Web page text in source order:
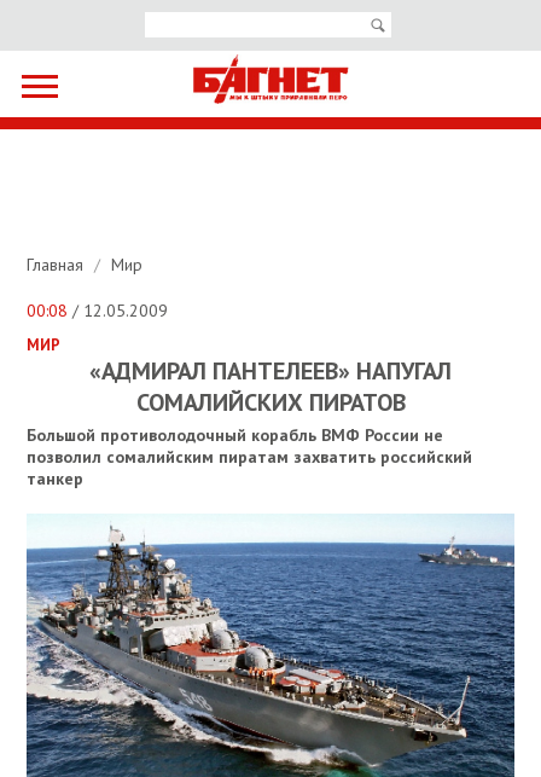
Главная / Мир
00:08 / 12.05.2009
МИР
«АДМИРАЛ ПАНТЕЛЕЕВ» НАПУГАЛ
СОМАЛИЙСКИХ ПИРАТОВ
Большой противолодочный корабль ВМФ России не
позволил сомалийским пиратам захватить российский
танкер